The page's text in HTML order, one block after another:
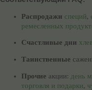
Распродажи специй,
ремесленных
Счастливые дни
Таинственные
Прочие акции: день
торговля и подарки,